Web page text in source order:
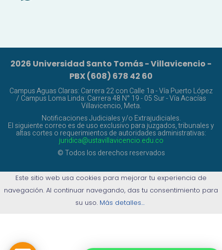
2026 Universidad Santo Tomás - Villavicencio -
PBX (608) 678 42 60
Campus Aguas Claras: Carrera 22 con Calle 1a - Vía Puerto López
/ Campus Loma Linda: Carrera 48 N° 19 - 05 Sur - Vía Acacías
Villavicencio, Meta.
Notificaciones Judiciales y/o Extrajudiciales.
El siguiente correo es de uso exclusivo para juzgados, tribunales y
altas cortes o requerimientos de autoridades administrativas:
juridica@ustavillavicencio.edu.co
© Todos los derechos reservados
Este sitio web usa cookies para mejorar tu experiencia de
navegación. Al continuar navegando, das tu consentimiento para
su uso. Más detalles…